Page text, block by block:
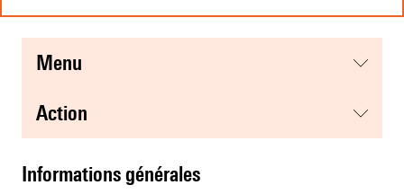
menu
action
informations générales